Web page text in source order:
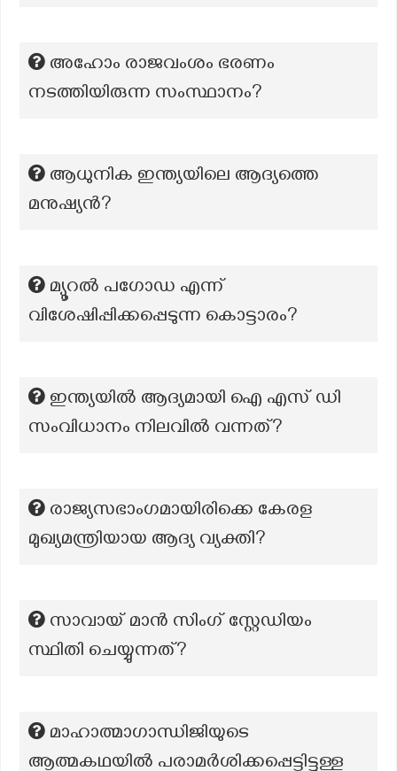
അഹോം രാജവംശം ഭരണം
നടത്തിയിരുന്ന സംസ്ഥാനം?
ആധുനിക ഇന്ത്യയിലെ ആദ്യത്തെ
മനുഷ്യൻ?
മ്യൂറൽ പഗോഡ എന്ന്
വിശേഷിപ്പിക്കപ്പെടുന്ന കൊട്ടാരം?
ഇന്ത്യയിൽ ആദ്യമായി ഐ എസ് ഡി
സംവിധാനം നിലവിൽ വന്നത്?
രാജ്യസഭാംഗമായിരിക്കെ കേരള
മുഖ്യമന്ത്രിയായ ആദ്യ വ്യക്തി?
സാവായ് മാൻ സിംഗ് സ്റ്റേഡിയം
സ്ഥിതി ചെയ്യുന്നത്?
മാഹാത്മാഗാന്ധിജിയുടെ
ആത്മകഥയില്‍ പരാമര്‍ശിക്കപ്പെട്ടിട്ടുള്ള